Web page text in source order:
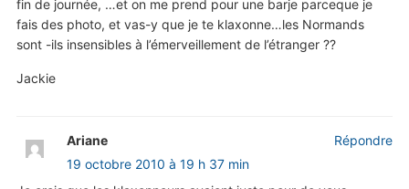
fin de journée, …et on me prend pour une barje parceque je
fais des photo, et vas-y que je te klaxonne…les Normands
sont -ils insensibles à l’émerveillement de l’étranger ??
Jackie
Ariane
19 octobre 2010 à 19 h 37 min
Répondre